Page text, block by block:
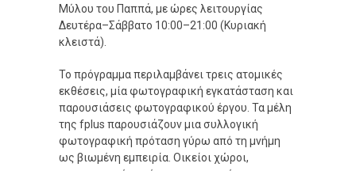
Μύλου του Παππά, με ώρες λειτουργίας
Δευτέρα–Σάββατο 10:00–21:00 (Κυριακή
κλειστά).
Το πρόγραμμα περιλαμβάνει τρεις ατομικές
εκθέσεις, μία φωτογραφική εγκατάσταση και
παρουσιάσεις φωτογραφικού έργου. Τα μέλη
της fplus παρουσιάζουν μια συλλογική
φωτογραφική πρόταση γύρω από τη μνήμη
ως βιωμένη εμπειρία. Οικείοι χώροι,